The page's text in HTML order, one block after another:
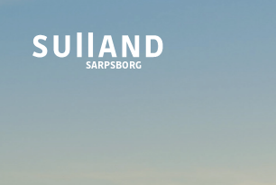
SARPSBORG